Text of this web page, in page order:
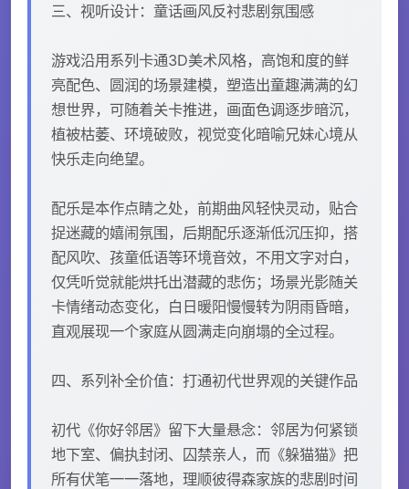
三、视听设计：童话画风反衬悲剧氛围感
游戏沿用系列卡通3D美术风格，高饱和度的鲜
亮配色、圆润的场景建模，塑造出童趣满满的幻
想世界，可随着关卡推进，画面色调逐步暗沉，
植被枯萎、环境破败，视觉变化暗喻兄妹心境从
快乐走向绝望。
配乐是本作点睛之处，前期曲风轻快灵动，贴合
捉迷藏的嬉闹氛围，后期配乐逐渐低沉压抑，搭
配风吹、孩童低语等环境音效，不用文字对白，
仅凭听觉就能烘托出潜藏的悲伤；场景光影随关
卡情绪动态变化，白日暖阳慢慢转为阴雨昏暗，
直观展现一个家庭从圆满走向崩塌的全过程。
四、系列补全价值：打通初代世界观的关键作品
初代《你好邻居》留下大量悬念：邻居为何紧锁
地下室、偏执封闭、囚禁亲人，而《躲猫猫》把
所有伏笔一一落地，理顺彼得森家族的悲剧时间